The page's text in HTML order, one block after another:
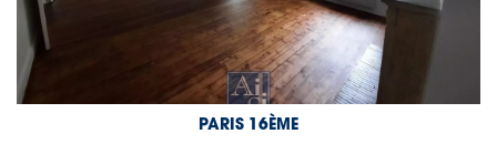
PARIS 16ÈME